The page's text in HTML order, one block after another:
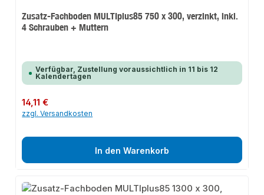
Zusatz-Fachboden MULTIplus85 750 x 300, verzinkt, inkl.
4 Schrauben + Muttern
Verfügbar, Zustellung voraussichtlich in 11 bis 12
Kalendertagen
Regulärer Preis:
14,11 €
zzgl. Versandkosten
In den Warenkorb